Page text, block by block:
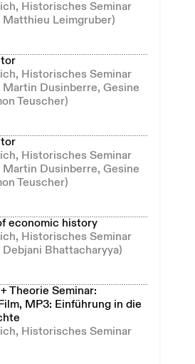
Historisches Seminar
Matthieu Leimgruber)
Historisches Seminar
Martin Dusinberre, Gesine
Teuscher)
Historisches Seminar
Martin Dusinberre, Gesine
Teuscher)
economic history
Historisches Seminar
Debjani Bhattacharyya)
Theorie Seminar:
MP3: Einführung in die
Historisches Seminar